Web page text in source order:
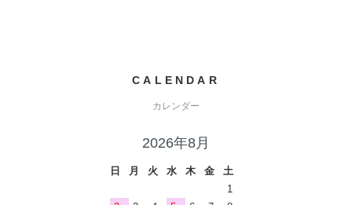
CALENDAR
カレンダー
2026年8月
日 月 火 水 木 金
土
1